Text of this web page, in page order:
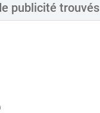
publicité trouvés